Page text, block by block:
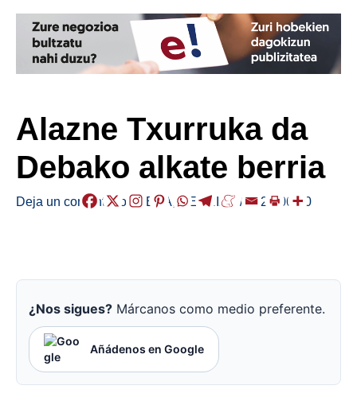
Alazne Txurruka da
Debako alkate berria
Deja un comentario /DEBA ,HERRIAK /2023-06-20
¿Nos sigues? Márcanos como medio preferente.
Añádenos en Google